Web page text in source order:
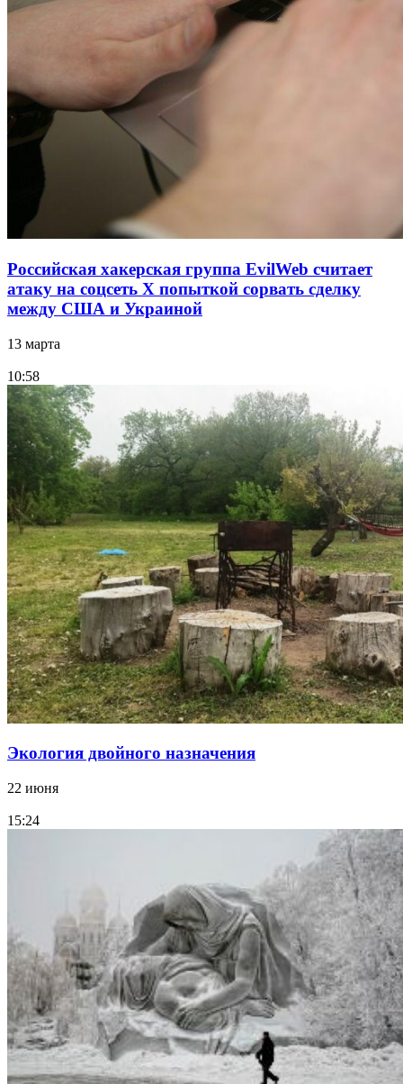
Российская хакерская группа EvilWeb считает
атаку на соцсеть Х попыткой сорвать сделку
между США и Украиной
13 марта
10:58
Экология двойного назначения
22 июня
15:24